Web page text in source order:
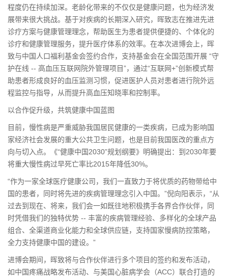
程度仍在持续加深。老龄化带来的不仅仅是健康问题，也为经济发
展带来很大挑战。基于对疾病的长期深入研究，晖致志在推进先进
诊疗方案与健康管理理念，帮助医生为患者提供便捷的、个体化的
诊疗和健康管理服务，提升医疗体系的效率。在本次进博会上，晖
致与中国人口福利基金会签约合作，支持基金会在全国范围开展 “守
护在线 -- 高血压互联网院外管理项目”，通过“互联网+”创新模式帮
助患者形成良好的血压监测习惯，促进医护人员对患者进行院外远
程监控与指导，从而提升高血压知晓率和控制率。
以合作促升级，共筑健康中国蓝图
目前，慢性病是严重威胁我国居民健康的一类疾病，已成为影响国
家经济社会发展的重大公共卫生问题，也是目前我国医改的重点方
向与切入点。《“健康中国2030”规划纲要》明确提出：到2030年要
将重大慢性病过早死亡率比2015年降低30%。
“作为一家全球医疗健康公司，我们一直致力于将优质的药物带给中
国的患者，同时将先进的疾病管理理念引入中国。”倪向阳表示，“从
过去到现在、将来，我们会一如既往地积极携手各界合作伙伴，同
时凭借我们的独特优势 -- 丰富的疾病管理经验、多样化的全球产品
组合、全渠道商业化能力和全球供应链，支持国家慢病防控策略，
全力支持健康中国的建设。”
进博会期间，晖致将与合作伙伴进行多个项目的签约和发布活动，
如中国疼痛战略发布活动、与美国心脏病学会（ACC）联合打造的